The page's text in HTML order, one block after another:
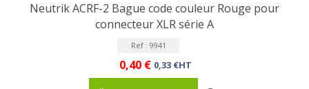
Neutrik ACRF-2 Bague code couleur Rouge pour
connecteur XLR série A
Ref : 9941
0,40 € 0,33 €HT